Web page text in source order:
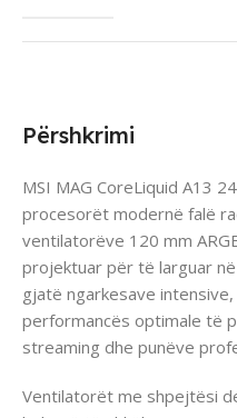
Përshkrimi
MSI MAG CoreLiquid A13
procesorët modernë falë
ventilatorëve 120 mm
projektuar për të larguar
gjatë ngarkesave
performancës optimale të
streaming dhe punëve
Ventilatorët me shpejtësi